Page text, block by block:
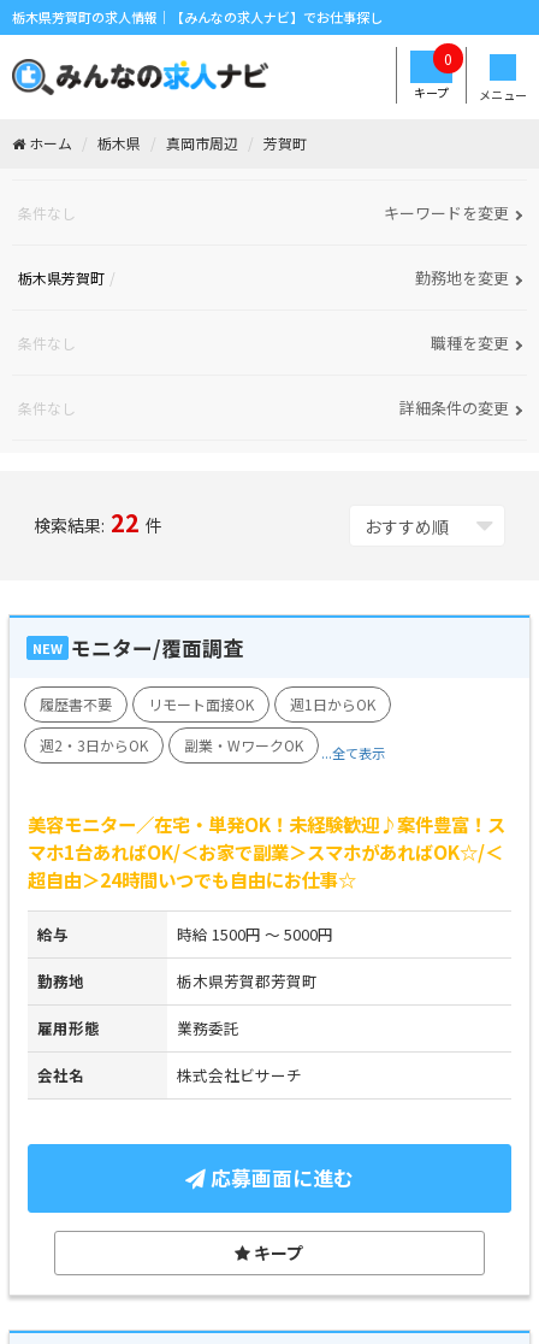
栃木県芳賀町の求人情報｜【みんなの求人ナビ】でお仕事探し
メニュー
キープ
0
ホーム 栃木県 真岡市周辺 芳賀町
条件なし キーワードを変更
栃木県芳賀町 勤務地を変更
条件なし 職種を変更
条件なし 詳細条件の変更
検索結果: 22 件
NEW モニター/覆面調査
履歴書不要 リモート面接OK
週1日からOK
週2・3日からOK
副業・WワークOK ...全て表示
美容モニター／在宅・単発OK！未経験歓迎♪案件豊富！ス
マホ1台あればOK/＜お家で副業＞スマホがあればOK☆/＜
超自由＞24時間いつでも自由にお仕事☆
給与 時給 1500円 ～ 5000円
勤務地 栃木県芳賀郡芳賀町
雇用形態 業務委託
会社名 株式会社ビサーチ
応募画面に進む
キープ